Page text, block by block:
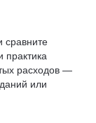
сравните
практика
расходов —
или